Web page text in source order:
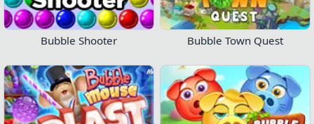
Bubble Shooter Bubble Town Quest